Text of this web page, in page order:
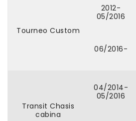
Tourneo Custom
2012-
05/2016
06/2016-
Transit Chasis
cabina
04/2014-
05/2016